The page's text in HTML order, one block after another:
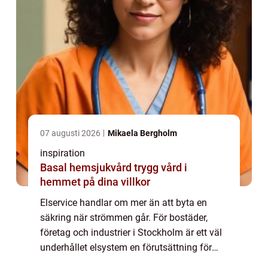
07 augusti 2026 Mikaela Bergholm
inspiration
Basal hemsjukvård trygg vård i
hemmet på dina villkor
Elservice handlar om mer än att byta en
säkring när strömmen går. För bostäder,
företag och industrier i Stockholm är ett väl
underhållet elsystem en förutsättning för